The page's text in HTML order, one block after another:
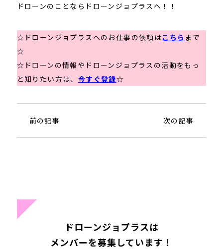
ドローンのことならドローンジョプラスへ！！
☆ドローンジョプラスへのお仕事の依頼はこちら まで
☆
☆ドローンの情報やドローンジョプラスの活動をもっ
と知りたい方は、 今すぐ登録☆
前の記事 次の記事
ドローンジョプラスは
メンバーを募集しています！